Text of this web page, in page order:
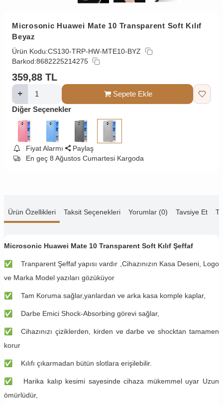
Microsonic Huawei Mate 10 Transparent Soft Kılıf
Beyaz
Ürün Kodu:CS130-TRP-HW-MTE10-BYZ
Barkod:8682225214275
359,88 TL
Sepete Ekle
Diğer Seçenekler
Fiyat Alarmı
Paylaş
En geç 8 Ağustos Cumartesi Kargoda
Ürün Özellikleri Taksit Seçenekleri Yorumlar (0) Tavsiye Et
Microsonic Huawei Mate 10 Transparent Soft Kılıf Şeffaf
✅ Tranparent Şeffaf yapısı vardır ,Cihazınızın Kasa Deseni, Logo
ve Marka Model yazıları gözüküyor
✅ Tam Koruma sağlar,yanlardan ve arka kasa komple kaplar,
✅ Darbe Emici Shock-Absorbing görevi sağlar,
✅ Cihazınızı çiziklerden, kirden ve darbe ve shocktan tamamen
korur
✅ Kılıfı çıkarmadan bütün slotlara erişilebilir.
✅ Harika kalıp kesimi sayesinde cihaza mükemmel uyar Uzun
ömürlüdür,